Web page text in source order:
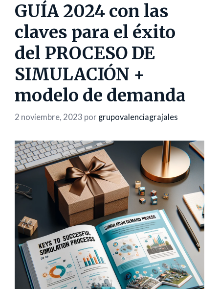
GUÍA 2024 con las
claves para el éxito
del PROCESO DE
SIMULACIÓN +
modelo de demanda
2 noviembre, 2023 por grupovalenciagrajales